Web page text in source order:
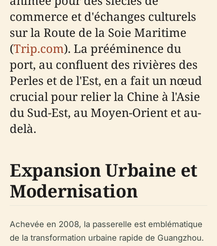
commerce et d'échanges culturels
sur la Route de la Soie Maritime
(Trip.com). La prééminence du
port, au confluent des rivières des
Perles et de l'Est, en a fait un nœud
crucial pour relier la Chine à l'Asie
du Sud-Est, au Moyen-Orient et au-
delà.
Expansion Urbaine et
Modernisation
Achevée en 2008, la passerelle est emblématique
de la transformation urbaine rapide de Guangzhou.